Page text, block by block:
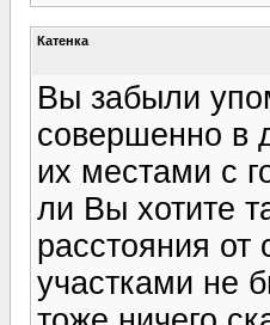
Катенка
Вы забыли
совершенно в
их местами с
ли Вы хотите
расстояния от
участками не